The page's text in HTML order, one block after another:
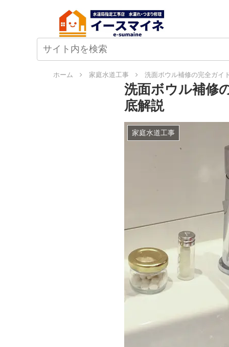
ホーム 家庭水道工事 洗面ボウル補修の完全ガイ
洗面ボウル補修
底解説
家庭水道工事